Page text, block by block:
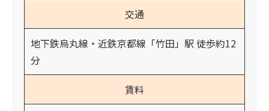
交通
地下鉄烏丸線・近鉄京都線「竹田」駅 徒歩約12
分
賃料